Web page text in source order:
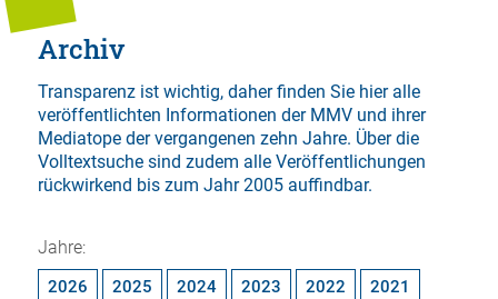
Archiv
Transparenz ist wichtig, daher finden Sie hier alle
veröffentlichten Informationen der MMV und ihrer
Mediatope der vergangenen zehn Jahre. Über die
Volltextsuchesind zudem alle Veröffentlichungen
rückwirkend bis zum Jahr 2005 auffindbar.
Jahre:
2026 2025 2024 2023 2022 2021